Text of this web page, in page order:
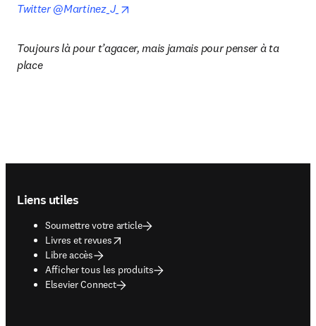
Twitter @Martinez_J_
Toujours là pour t’agacer, mais jamais pour penser à ta
place
Liens utiles
Soumettre votre article
Livres et revues
opens in new tab/window
Libre accès
Afficher tous les produits
Elsevier Connect